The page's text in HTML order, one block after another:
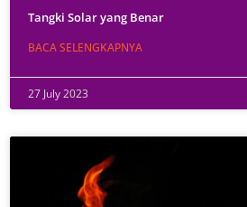
Tangki Solar yang Benar
BACA SELENGKAPNYA
27 July 2023